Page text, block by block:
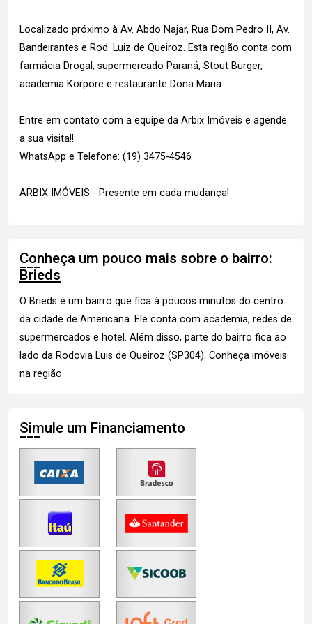
Localizado próximo à Av. Abdo Najar, Rua Dom Pedro II, Av.
Bandeirantes e Rod. Luiz de Queiroz. Esta região conta com
farmácia Drogal, supermercado Paraná, Stout Burger,
academia Korpore e restaurante Dona Maria.
Entre em contato com a equipe da Arbix Imóveis e agende
a sua visita!!
WhatsApp e Telefone: (19) 3475-4546
ARBIX IMÓVEIS - Presente em cada mudança!
Conheça um pouco mais sobre o bairro:
Brieds
O Brieds é um bairro que fica à poucos minutos do centro
da cidade de Americana. Ele conta com academia, redes de
supermercados e hotel. Além disso, parte do bairro fica ao
lado da Rodovia Luis de Queiroz (SP304). Conheça imóveis
na região.
Simule um Financiamento